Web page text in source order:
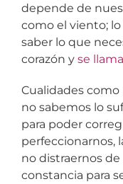
depende de
como el viento;
saber lo que
corazón y se
Cualidades
no sabemos lo
para poder
perfeccionarnos,
no distraernos
constancia para